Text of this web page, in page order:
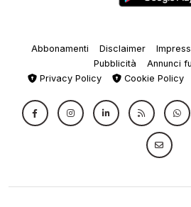
Abbonamenti Disclaimer
Pubblicità
Annunci
Privacy Policy
Cookie Policy